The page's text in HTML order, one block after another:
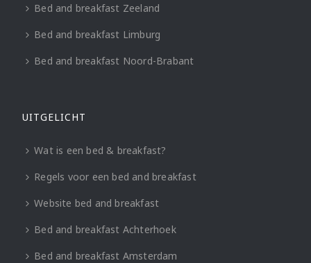
Bed and breakfast Zeeland
Bed and breakfast Limburg
Bed and breakfast Noord-Brabant
UITGELICHT
Wat is een bed & breakfast?
Regels voor een bed and breakfast
Website bed and breakfast
Bed and breakfast Achterhoek
Bed and breakfast Amsterdam